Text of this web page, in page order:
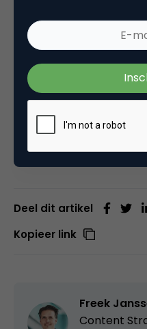
Vandaar ook de nieuwe
mede mogelijk
Podcasters
. En elke
de laatste weetjes en
Schrijf je hier in
Deel dit artikel
Kopieer link
Freek
Content